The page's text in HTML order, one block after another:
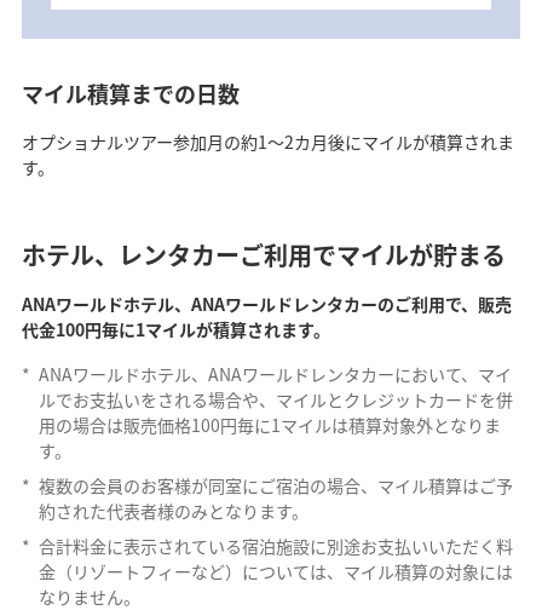
マイル積算までの日数
オプショナルツアー参加月の約1～2カ月後にマイルが積算されま
す。
ホテル、レンタカーご利用でマイルが貯まる
ANAワールドホテル、ANAワールドレンタカーのご利用で、販売
代金100円毎に1マイルが積算されます。
* ANAワールドホテル、ANAワールドレンタカーにおいて、マイ
ルでお支払いをされる場合や、マイルとクレジットカードを併
用の場合は販売価格100円毎に1マイルは積算対象外となりま
す。
* 複数の会員のお客様が同室にご宿泊の場合、マイル積算はご予
約された代表者様のみとなります。
* 合計料金に表示されている宿泊施設に別途お支払いいただく料
金（リゾートフィーなど）については、マイル積算の対象には
なりません。